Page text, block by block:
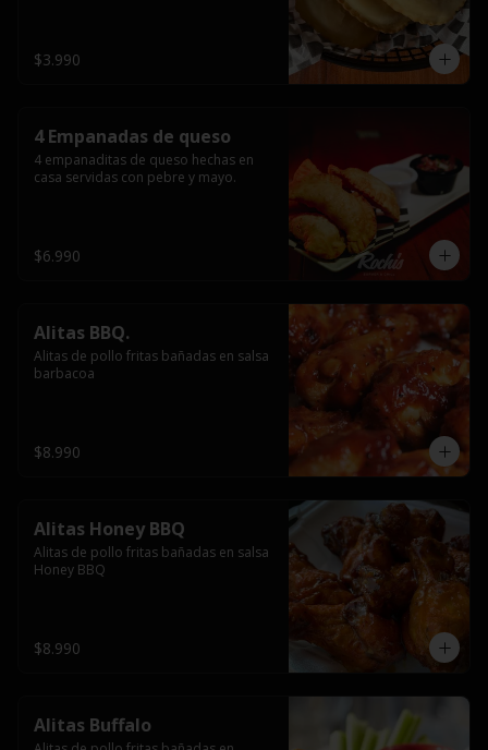
$3.990
4 Empanadas de queso
4 empanaditas de queso hechas en
casa servidas con pebre y mayo.
$6.990
Alitas BBQ.
Alitas de pollo fritas bañadas en salsa
barbacoa
$8.990
Alitas Honey BBQ
Alitas de pollo fritas bañadas en salsa
Honey BBQ
$8.990
Alitas Buffalo